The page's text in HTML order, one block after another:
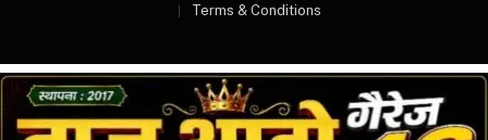
Terms & Conditions